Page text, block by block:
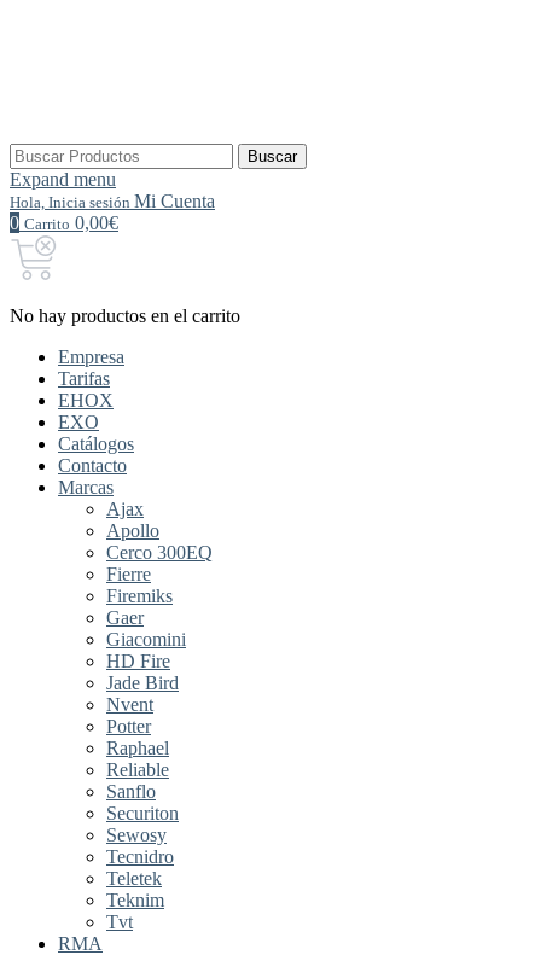
Buscar
por:
Buscar
Expand menu
Hola, Inicia sesión Mi Cuenta
0 Carrito 0,00€
No hay productos en el carrito
Empresa
Tarifas
EHOX
EXO
Catálogos
Contacto
Marcas
Ajax
Apollo
Cerco 300EQ
Fierre
Firemiks
Gaer
Giacomini
HD Fire
Jade Bird
Nvent
Potter
Raphael
Reliable
Sanflo
Securiton
Sewosy
Tecnidro
Teletek
Teknim
Tvt
RMA